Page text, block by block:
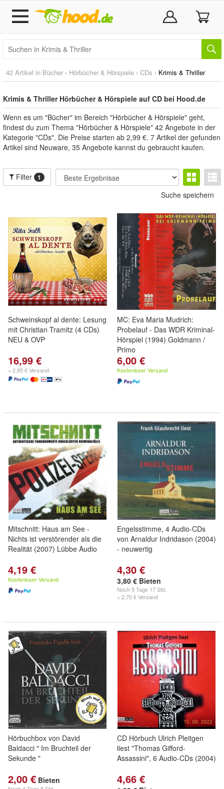
42 Artikel in Bücher › Hörbücher & Hörspiele › CDs › Krimis & Thriller
Krimis & Thriller Hörbücher & Hörspiele auf CD bei Hood.de
Wenn es um "Bücher" im Bereich "Hörbücher & Hörspiele" geht,
findest du zum Thema "Hörbücher & Hörspiele" 42 Angebote in der
Kategorie "CDs". Die Preise starten ab 2,99 €. 7 Artikel der gefunden
Artikel sind Neuware, 35 Angebote kannst du gebraucht kaufen.
Filter 1
Suche speichern
Schweinskopf al dente: Lesung
mit Christian Tramitz (4 CDs)
NEU & OVP
16,99 €
+ 2,95 € Versand
MC: Eva Maria Mudrich:
Probelauf - Das WDR Kriminal-
Hörspiel (1994) Goldmann /
Primo
6,00 €
Kostenloser Versand
Mitschnitt: Haus am See -
Nichts ist verstörender als die
Realität (2007) Lübbe Audio
4,19 €
Kostenloser Versand
Engelsstimme, 4 Audio-CDs
von Arnaldur Indridason (2004)
- neuwertig
4,30 €
3,80 € Bieten
Noch5 Tage 17 Std.
+ 2,70 € Versand
Hörbuchbox von David
Baldacci " Im Bruchteil der
Sekunde "
2,00 € Bieten
CD Hörbuch Ulrich Pleitgen
liest "Thomas Gifford-
Assassini", 6 Audio-CDs (2004)
4,66 €